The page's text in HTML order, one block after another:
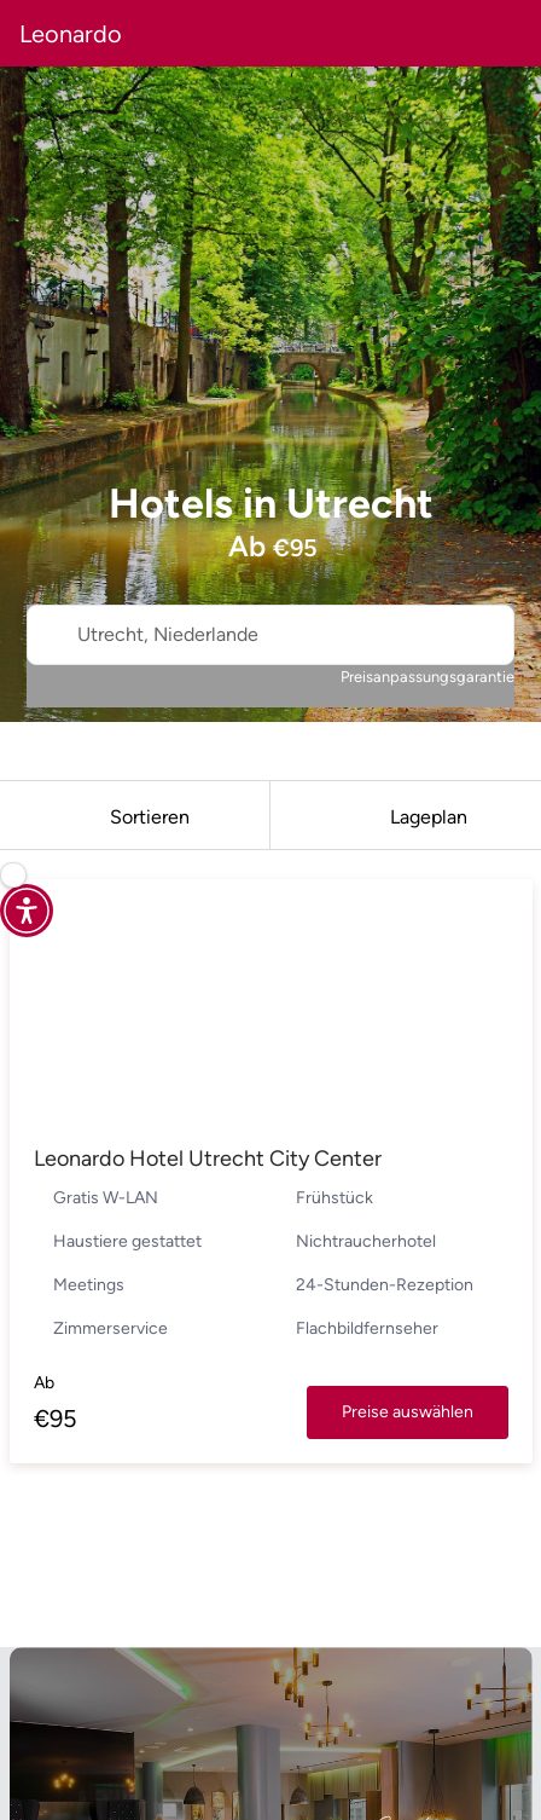
Leonardo
HotelsinUtrecht
Ab€95
Utrecht, Niederlande
Preisanpassungsgarantie
Sortieren Lageplan
Leonardo Hotel Utrecht City Center
Gratis W-LAN Frühstück
Haustiere gestattet Nichtraucherhotel
Meetings 24-Stunden-Rezeption
Zimmerservice Flachbildfernseher
Ab
€95 Preise auswählen